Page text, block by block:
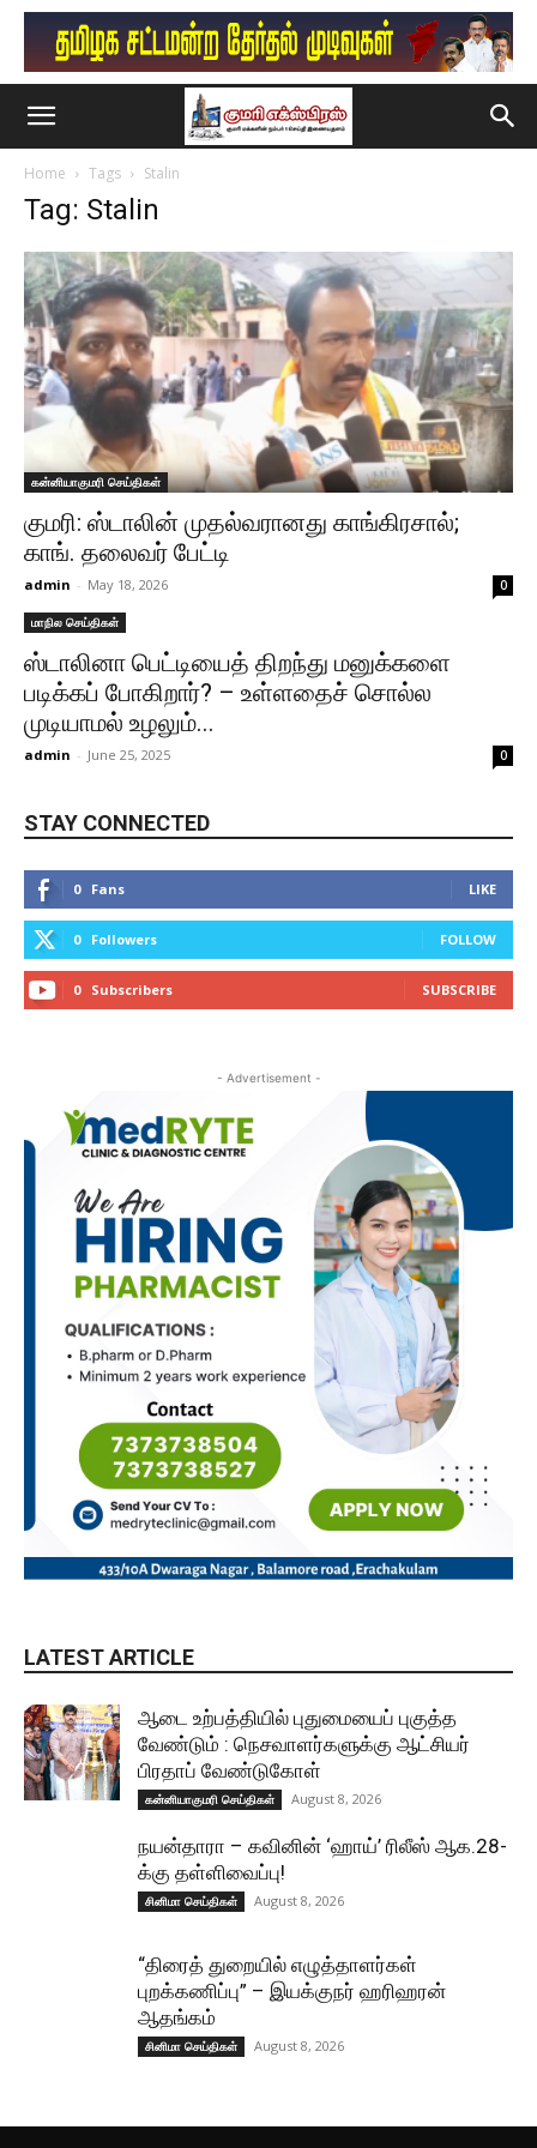
Home Tags Stalin
Tag: Stalin
கன்னியாகுமரி செய்திகள்
குமரி: ஸ்டாலின் முதல்வரானது காங்கிரசால்;
காங். தலைவர் பேட்டி
admin - May 18, 2026 0
மாநில செய்திகள்
ஸ்டாலினா பெட்டியைத் திறந்து மனுக்களை
படிக்கப் போகிறார்? – உள்ளதைச் சொல்ல
முடியாமல் உழலும்...
admin - June 25, 2025 0
STAY CONNECTED
0 Fans LIKE
0 Followers FOLLOW
0 Subscribers SUBSCRIBE
- Advertisement -
LATEST ARTICLE
ஆடை உற்பத்தியில் புதுமையைப் புகுத்த
வேண்டும் : நெசவாளர்களுக்கு ஆட்சியர்
பிரதாப் வேண்டுகோள்
கன்னியாகுமரி செய்திகள் August 8, 2026
நயன்தாரா – கவினின் ‘ஹாய்’ ரிலீஸ் ஆக.28-
க்கு தள்ளிவைப்பு!
சினிமா செய்திகள் August 8, 2026
“திரைத் துறையில் எழுத்தாளர்கள்
புறக்கணிப்பு” – இயக்குநர் ஹரிஹரன்
ஆதங்கம்
சினிமா செய்திகள் August 8, 2026